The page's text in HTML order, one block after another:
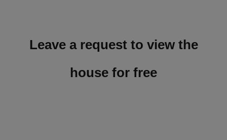
Leave a request to view the
house for free